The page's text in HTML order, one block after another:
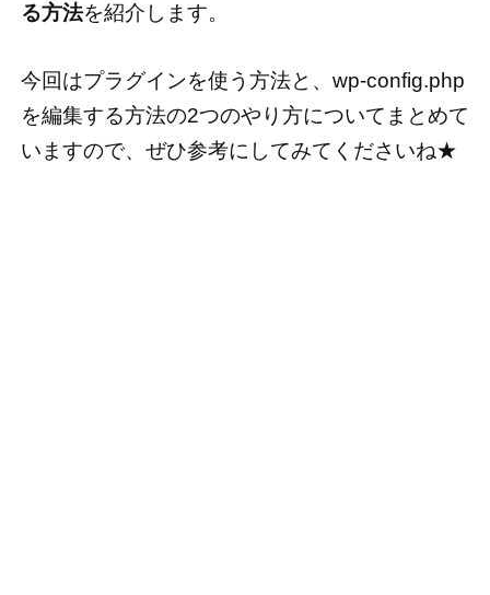
る方法を紹介します。
今回はプラグインを使う方法と、wp-config.php
を編集する方法の2つのやり方についてまとめて
いますので、ぜひ参考にしてみてくださいね★